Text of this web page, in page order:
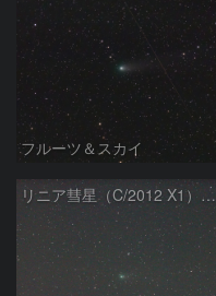
フルーツ＆スカイ
リニア彗星（C/2012 X1）（20140601）